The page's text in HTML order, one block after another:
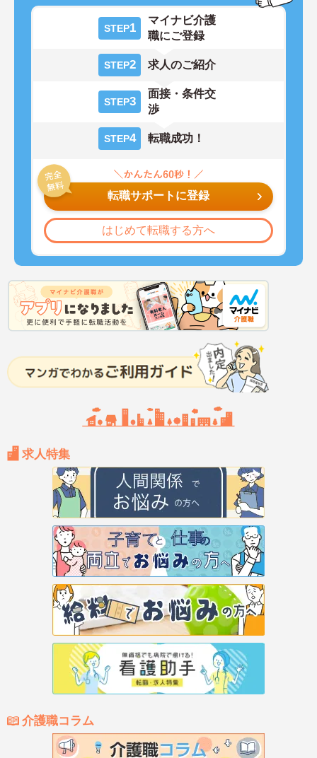
STEP1
マイナビ介護
職にご登録
STEP2 求人のご紹介
STEP3
面接・条件交
渉
STEP4 転職成功！
転職サポートに登録
はじめて転職する方へ
求人特集
介護職コラム